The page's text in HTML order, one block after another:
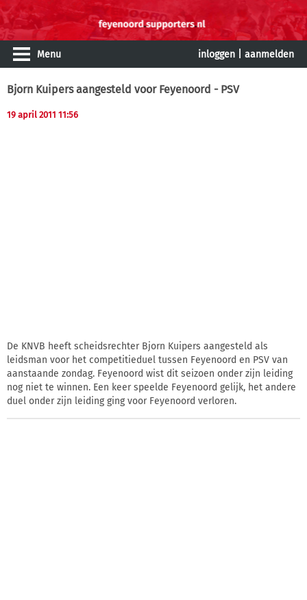
Menu inloggen aanmelden
Bjorn Kuipers aangesteld voor Feyenoord - PSV
19 april 2011 11:56
De KNVB heeft scheidsrechter Bjorn Kuipers aangesteld als
leidsman voor het competitieduel tussen Feyenoord en PSV van
aanstaande zondag. Feyenoord wist dit seizoen onder zijn leiding
nog niet te winnen. Een keer speelde Feyenoord gelijk, het andere
duel onder zijn leiding ging voor Feyenoord verloren.